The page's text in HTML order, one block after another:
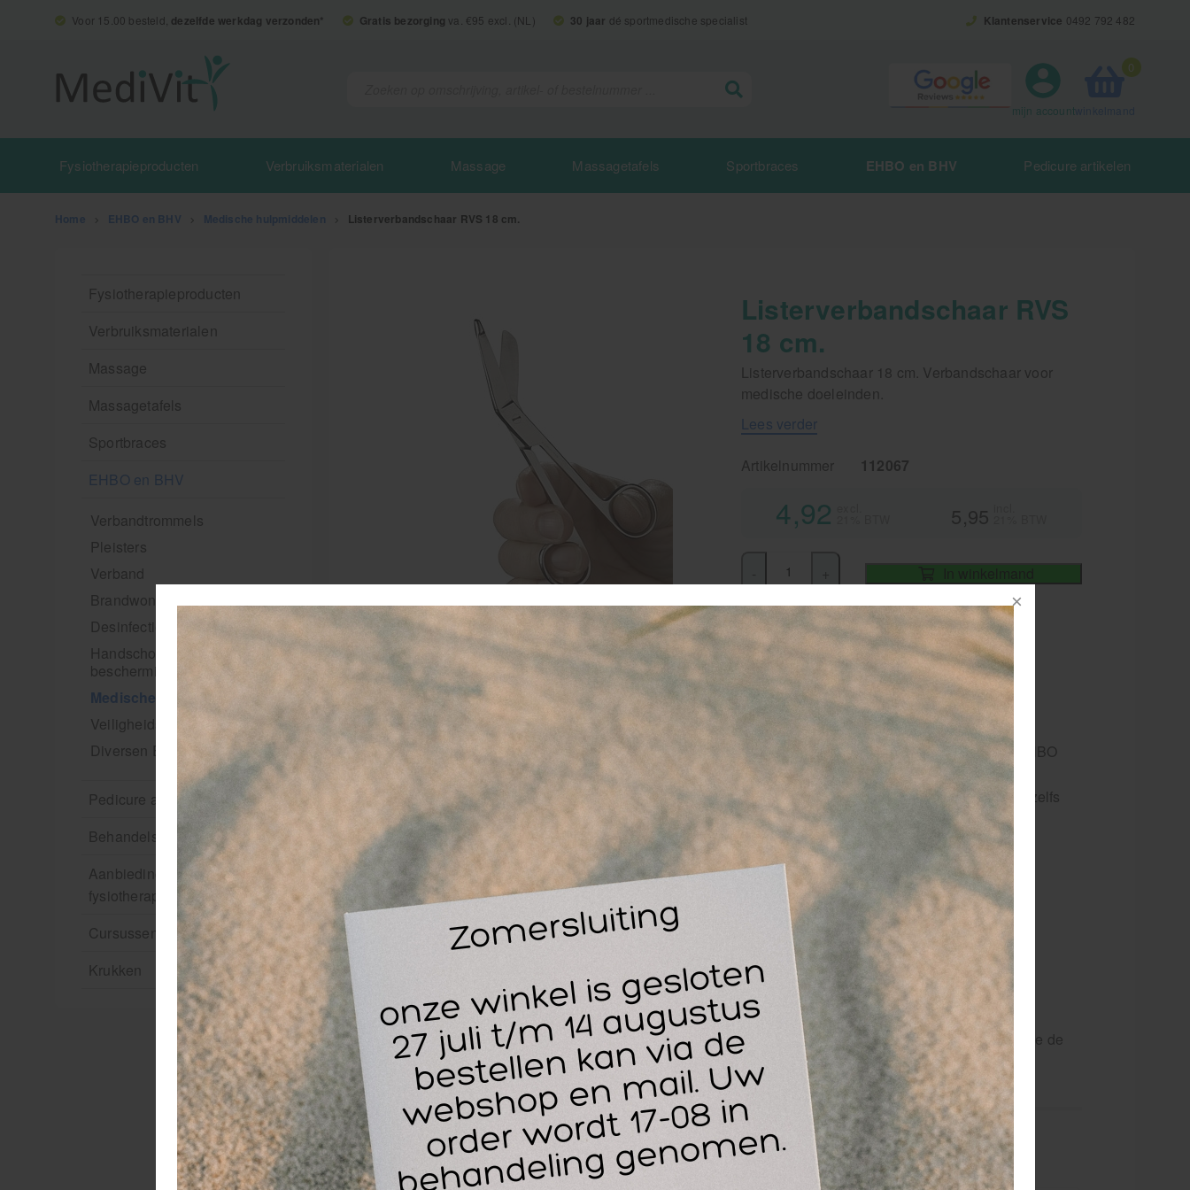
Voor 15.00 besteld, dezelfde werkdag verzonden* Gratis bezorging va. €95 excl. (NL) 30 jaar dé sportmedische specialist Klantenservice 0492 792 482
0
mijn account
Fysiotherapieproducten Verbruiksmaterialen Massage Massagetafels Sportbraces EHBO en BHV Pedicure artikelen
Home EHBO en BHV Medische hulpmiddelen Listerverbandschaar RVS 18 cm.
Fysiotherapieproducten
Verbruiksmaterialen
Massage
Massagetafels
Sportbraces
EHBO en BHV
Verbandtrommels
Pleisters
Verband
Brandwonden verzorging
Desinfectie middelen
Handschoenen en
bescherming
Medische hulpmiddelen
Veiligheidshesjes
Diversen EHBO en BHV
Pedicure artikelen
Behandelstoel elektrisch
Aanbiedingen groothandel
fysiotherapie en massage
Cursussen
Krukken
Listerverbandschaar RVS
18 cm.
Listerverbandschaar 18 cm. Verbandschaar voor
medische doeleinden.
Lees verder
Artikelnummer 112067
4,92 5,95
In winkelmand
favoriet
Levertijd
1-2 werkdagen
(Lister)verbandschaar 18 cm. in RVS
uitvoering
Voor de standaarduitrusting van elke EHBO
en medische tas
Knipt eenvoudig door tape, verband en zelfs
kleding.
Verbandschaar 18 cm. voor het knippen van verband, kleefpleister, hechtpleister, sporttape enz.
RVS Lister verbandschaar voor medische professionals.
Een zijde van de verbandschaar heeft een "bolling" waardoor bij het inzetten onder het verband of tape de
huid beschermd wordt tegen inknippen.
Wellicht ook interessant